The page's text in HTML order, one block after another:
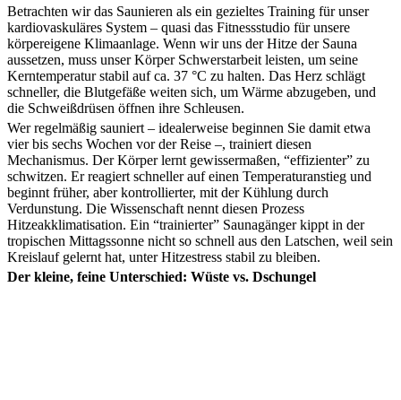
Betrachten wir das Saunieren als ein gezieltes Training für unser
kardiovaskuläres System – quasi das Fitnessstudio für unsere
körpereigene Klimaanlage. Wenn wir uns der Hitze der Sauna
aussetzen, muss unser Körper Schwerstarbeit leisten, um seine
Kerntemperatur stabil auf ca. 37 °C zu halten. Das Herz schlägt
schneller, die Blutgefäße weiten sich, um Wärme abzugeben, und
die Schweißdrüsen öffnen ihre Schleusen.
Wer regelmäßig sauniert – idealerweise beginnen Sie damit etwa
vier bis sechs Wochen vor der Reise –, trainiert diesen
Mechanismus. Der Körper lernt gewissermaßen, “effizienter” zu
schwitzen. Er reagiert schneller auf einen Temperaturanstieg und
beginnt früher, aber kontrollierter, mit der Kühlung durch
Verdunstung. Die Wissenschaft nennt diesen Prozess
Hitzeakklimatisation. Ein “trainierter” Saunagänger kippt in der
tropischen Mittagssonne nicht so schnell aus den Latschen, weil sein
Kreislauf gelernt hat, unter Hitzestress stabil zu bleiben.
Der kleine, feine Unterschied: Wüste vs. Dschungel